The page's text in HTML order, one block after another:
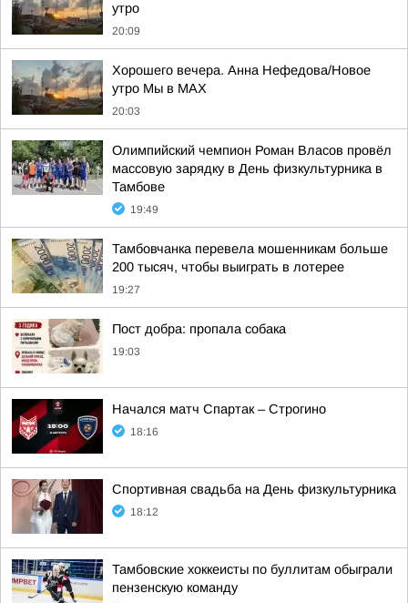
утро
20:09
Хорошего вечера. Анна Нефедова/Новое
утро Мы в MAX
20:03
Олимпийский чемпион Роман Власов провёл
массовую зарядку в День физкультурника в
Тамбове
19:49
Тамбовчанка перевела мошенникам больше
200 тысяч, чтобы выиграть в лотерее
19:27
Пост добра: пропала собака
19:03
Начался матч Спартак – Строгино
18:16
Спортивная свадьба на День физкультурника
18:12
Тамбовские хоккеисты по буллитам обыграли
пензенскую команду